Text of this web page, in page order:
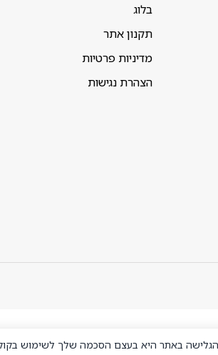
בלוג
תקנון אתר
מדיניות פרטיות
הצהרת נגישות
באתר היא בעצם הסכמה שלך לשימוש